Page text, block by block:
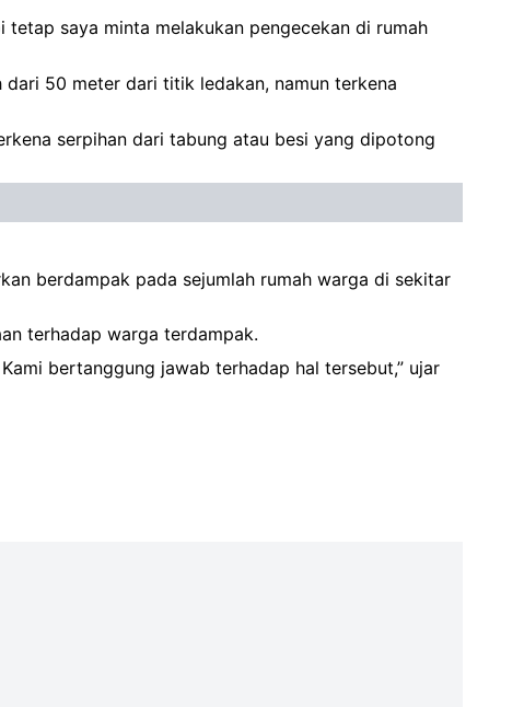
saya minta melakukan pengecekan di rumah
50 meter dari titik ledakan, namun terkena
serpihan dari tabung atau besi yang dipotong
berdampak pada sejumlah rumah warga di sekitar
terhadap warga terdampak.
bertanggung jawab terhadap hal tersebut,” ujar